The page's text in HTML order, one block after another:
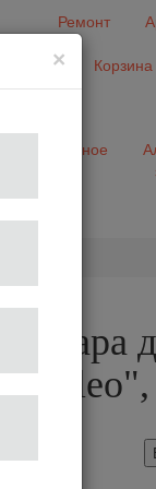
Ремонт
Корзина
Разное
пара
×